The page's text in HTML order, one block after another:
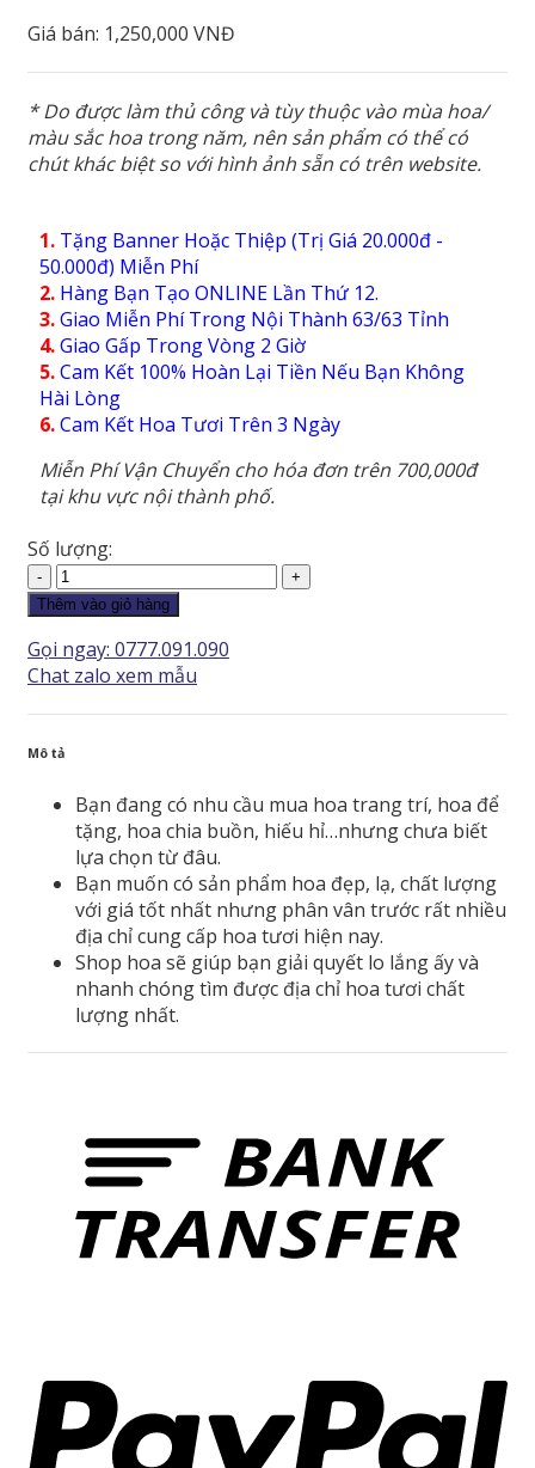
Giá bán: 1,250,000 VNĐ
* Do được làm thủ công và tùy thuộc vào mùa hoa/
màu sắc hoa trong năm, nên sản phẩm có thể có
chút khác biệt so với hình ảnh sẵn có trên website.
1. Tặng Banner Hoặc Thiệp (Trị Giá 20.000đ -
50.000đ) Miễn Phí
2. Hàng Bạn Tạo ONLINE Lần Thứ 12.
3.Giao Miễn Phí Trong Nội Thành 63/63 Tỉnh
4.Giao Gấp Trong Vòng 2 Giờ
5.Cam Kết 100% Hoàn Lại Tiền Nếu Bạn Không
Hài Lòng
6.Cam Kết Hoa Tươi Trên 3 Ngày
Miễn Phí Vận Chuyển cho hóa đơn trên 700,000đ
tại khu vực nội thành phố.
Số lượng:
Giỏ
Hoa
GH026
số
Thêm vào giỏ hàng
Gọi ngay: 0777.091.090
Chat zalo xem mẫu
Mô tả
Bạn đang có nhu cầu mua hoa trang trí, hoa để
tặng, hoa chia buồn, hiếu hỉ…nhưng chưa biết
lựa chọn từ đâu.
Bạn muốn có sản phẩm hoa đẹp, lạ, chất lượng
với giá tốt nhất nhưng phân vân trước rất nhiều
địa chỉ cung cấp hoa tươi hiện nay.
Shop hoa sẽ giúp bạn giải quyết lo lắng ấy và
nhanh chóng tìm được địa chỉ hoa tươi chất
lượng nhất.